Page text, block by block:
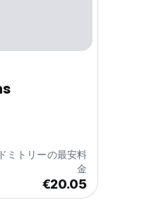
ドミトリーの最安料
金
€20.05